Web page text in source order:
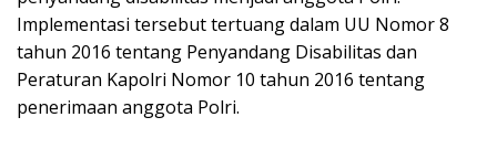
Implementasi tersebut tertuang dalam UU Nomor 8
tahun 2016 tentang Penyandang Disabilitas dan
Peraturan Kapolri Nomor 10 tahun 2016 tentang
penerimaan anggota Polri.